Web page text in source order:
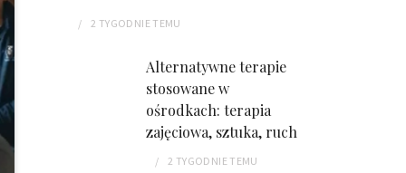
2 TYGODNIETEMU
Alternatywne terapie
stosowane w
ośrodkach: terapia
zajęciowa, sztuka, ruch
2 TYGODNIETEMU